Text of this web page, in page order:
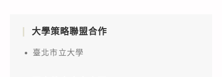
大學策略聯盟合作
臺北市立大學